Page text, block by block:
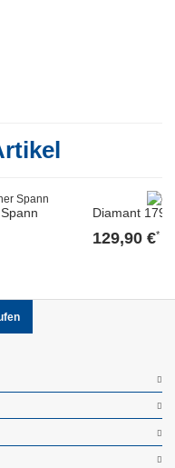
Diamant 179-
129,90 €*